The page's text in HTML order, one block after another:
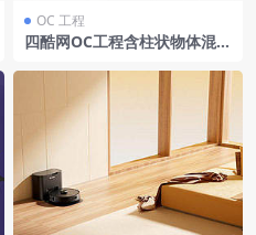
OC 工程
四酷网OC工程含柱状物体混凝